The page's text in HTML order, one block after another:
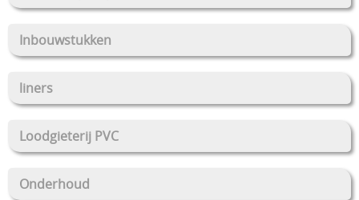
Stockverkoop
Overkappingen Coverswim
Inbouwstukken
liners
Loodgieterij PVC
Onderhoud